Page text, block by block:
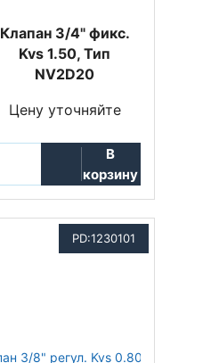
Клапан 3/4" фикс.
Kvs 1.50, Тип
NV2D20
Цену уточняйте
В
корзину
PD:1230101